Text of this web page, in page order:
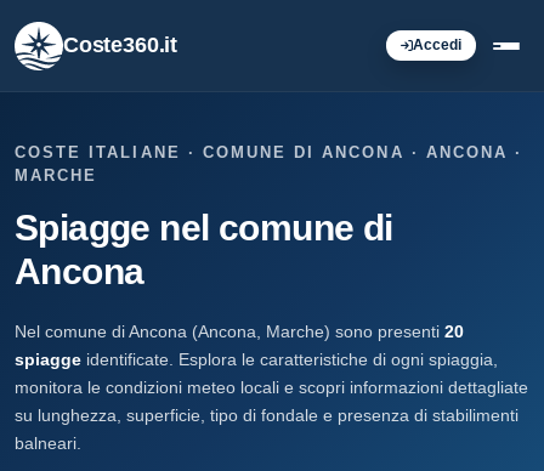
Coste360.it Accedi
COSTE ITALIANE · COMUNE DI ANCONA · ANCONA ·
MARCHE
Spiagge nel comune di
Ancona
Nel comune di Ancona (Ancona, Marche) sono presenti 20
spiagge identificate. Esplora le caratteristiche di ogni spiaggia,
monitora le condizioni meteo locali e scopri informazioni dettagliate
su lunghezza, superficie, tipo di fondale e presenza di stabilimenti
balneari.